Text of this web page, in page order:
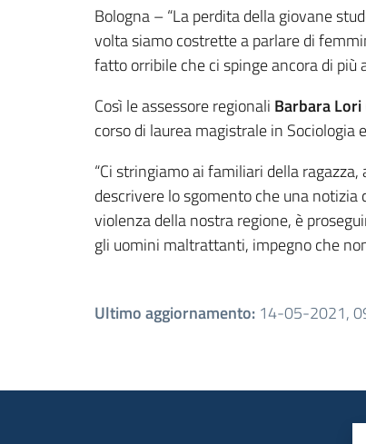
Contenuto
Bologna – “La perdita della giovane
volta siamo costrette a parlare di
fatto orribile che ci spinge ancora di più
Così le assessore regionali Barbara Lori
corso di laurea magistrale in Sociologia
“Ci stringiamo ai familiari della
descrivere lo sgomento che una
violenza della nostra regione, è
gli uomini maltrattanti, impegno che
Ultimo aggiornamento: 14-05-2021,